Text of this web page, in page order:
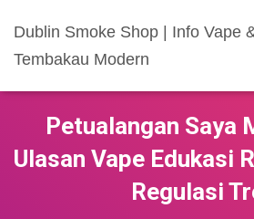
Dublin Smoke Shop | Info Vape
Tembakau Modern
Petualangan Saya
Ulasan Vape Edukasi
Regulasi